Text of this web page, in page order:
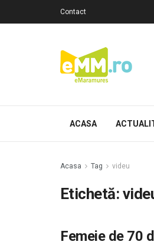
Contact
ACASA
Acasa Tag videu
Etichetă:
Femeie de 70